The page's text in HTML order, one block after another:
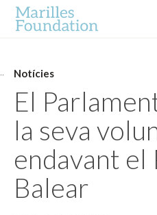
Notícies
El
la seva
endavant el
Balear